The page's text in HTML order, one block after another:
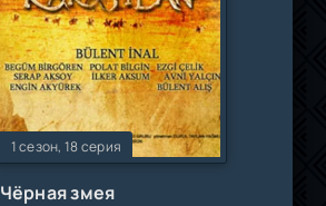
1 сезон, 18 серия
Чёрная змея